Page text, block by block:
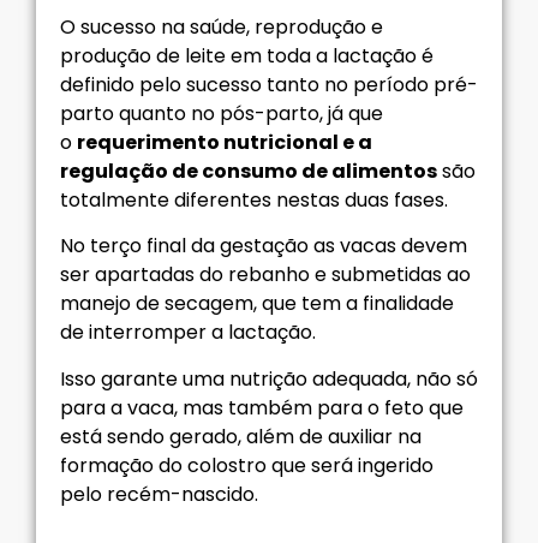
O sucesso na saúde, reprodução e
produção de leite em toda a lactação é
definido pelo sucesso tanto no período pré-
parto quanto no pós-parto, já que
o requerimento nutricional e a
regulação de consumo de alimentossão
totalmente diferentes nestas duas fases.
No terço final da gestação as vacas devem
ser apartadas do rebanho e submetidas ao
manejo de secagem, que tem a finalidade
de interromper a lactação.
Isso garante uma nutrição adequada, não só
para a vaca, mas também para o feto que
está sendo gerado, além de auxiliar na
formação do colostro que será ingerido
pelo recém-nascido.